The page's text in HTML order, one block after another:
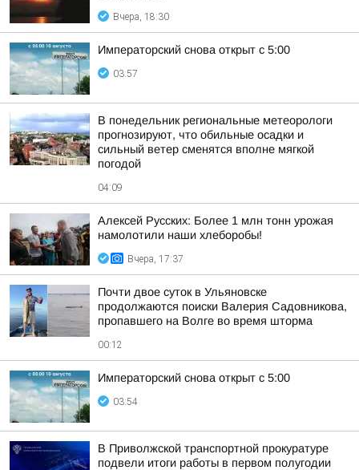
Вчера, 18:30
Императорский снова открыт с 5:00
03:57
В понедельник региональные метеорологи
прогнозируют, что обильные осадки и
сильный ветер сменятся вполне мягкой
погодой
04:09
Алексей Русских: Более 1 млн тонн урожая
намолотили наши хлеборобы!
Вчера, 17:37
Почти двое суток в Ульяновске
продолжаются поиски Валерия Садовникова,
пропавшего на Волге во время шторма
00:12
Императорский снова открыт с 5:00
03:54
В Приволжской транспортной прокуратуре
подвели итоги работы в первом полугодии